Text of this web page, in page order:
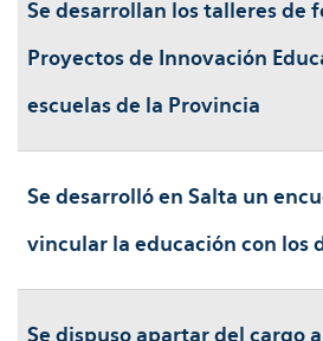
Se desarrollan los talleres de
Proyectos de Innovación
escuelas de la Provincia
Se desarrolló en Salta un
vincular la educación con los
Se dispuso apartar del cargo